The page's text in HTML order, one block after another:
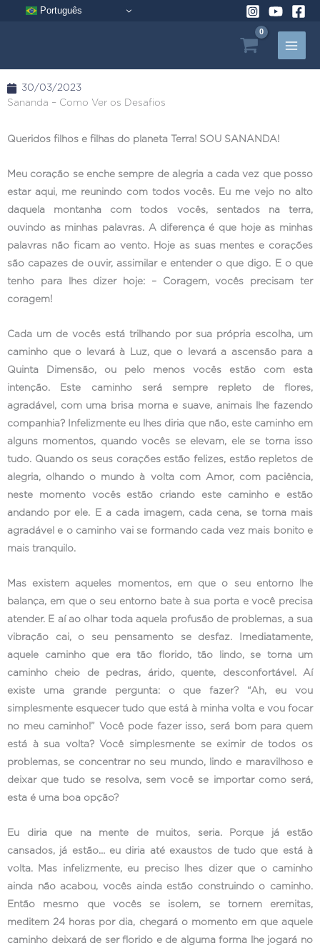
Português
30/03/2023
Sananda – Como Ver os Desafios
Queridos filhos e filhas do planeta Terra! SOU SANANDA!
Meu coração se enche sempre de alegria a cada vez que posso
estar aqui, me reunindo com todos vocês. Eu me vejo no alto
daquela montanha com todos vocês, sentados na terra,
ouvindo as minhas palavras. A diferença é que hoje as minhas
palavras não ficam ao vento. Hoje as suas mentes e corações
são capazes de ouvir, assimilar e entender o que digo. E o que
tenho para lhes dizer hoje: – Coragem, vocês precisam ter
coragem!
Cada um de vocês está trilhando por sua própria escolha, um
caminho que o levará à Luz, que o levará a ascensão para a
Quinta Dimensão, ou pelo menos vocês estão com esta
intenção. Este caminho será sempre repleto de flores,
agradável, com uma brisa morna e suave, animais lhe fazendo
companhia? Infelizmente eu lhes diria que não, este caminho em
alguns momentos, quando vocês se elevam, ele se torna isso
tudo. Quando os seus corações estão felizes, estão repletos de
alegria, olhando o mundo à volta com Amor, com paciência,
neste momento vocês estão criando este caminho e estão
andando por ele. E a cada imagem, cada cena, se torna mais
agradável e o caminho vai se formando cada vez mais bonito e
mais tranquilo.
Mas existem aqueles momentos, em que o seu entorno lhe
balança, em que o seu entorno bate à sua porta e você precisa
atender. E aí ao olhar toda aquela profusão de problemas, a sua
vibração cai, o seu pensamento se desfaz. Imediatamente,
aquele caminho que era tão florido, tão lindo, se torna um
caminho cheio de pedras, árido, quente, desconfortável. Aí
existe uma grande pergunta: o que fazer? “Ah, eu vou
simplesmente esquecer tudo que está à minha volta e vou focar
no meu caminho!” Você pode fazer isso, será bom para quem
está à sua volta? Você simplesmente se eximir de todos os
problemas, se concentrar no seu mundo, lindo e maravilhoso e
deixar que tudo se resolva, sem você se importar como será,
esta é uma boa opção?
Eu diria que na mente de muitos, seria. Porque já estão
cansados, já estão… eu diria até exaustos de tudo que está à
volta. Mas infelizmente, eu preciso lhes dizer que o caminho
ainda não acabou, vocês ainda estão construindo o caminho.
Então mesmo que vocês se isolem, se tornem eremitas,
meditem 24 horas por dia, chegará o momento em que aquele
caminho deixará de ser florido e de alguma forma lhe jogará no